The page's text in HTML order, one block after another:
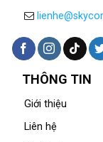
THÔNG TIN
Giới thiệu
Liên hệ